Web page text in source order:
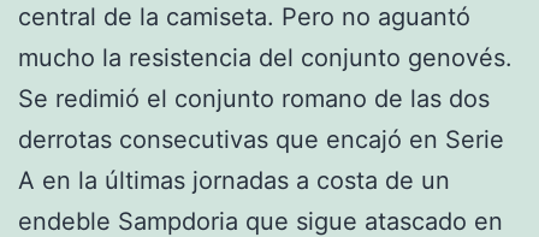
central de la camiseta. Pero no aguantó
mucho la resistencia del conjunto genovés.
Se redimió el conjunto romano de las dos
derrotas consecutivas que encajó en Serie
A en la últimas jornadas a costa de un
endeble Sampdoria que sigue atascado en